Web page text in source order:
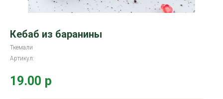
Кебаб из баранины
Ткемали
Артикул:
19.00 р